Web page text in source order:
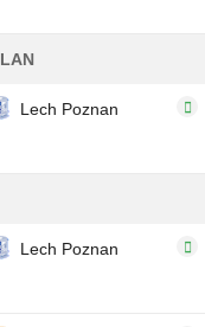
Lech Poznan
Lech Poznan